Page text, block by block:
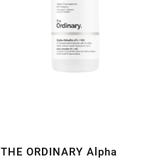
THE ORDINARY Alpha